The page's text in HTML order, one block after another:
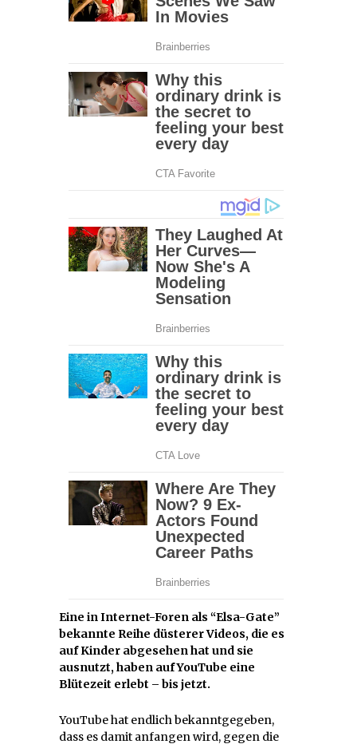
Eine in Internet-Foren als “Elsa-Gate”
bekannte Reihe düsterer Videos, die es
auf Kinder abgesehen hat und sie
ausnutzt, haben auf YouTube eine
Blütezeit erlebt – bis jetzt.
YouTube hat endlich bekanntgegeben,
dass es damit anfangen wird, gegen die